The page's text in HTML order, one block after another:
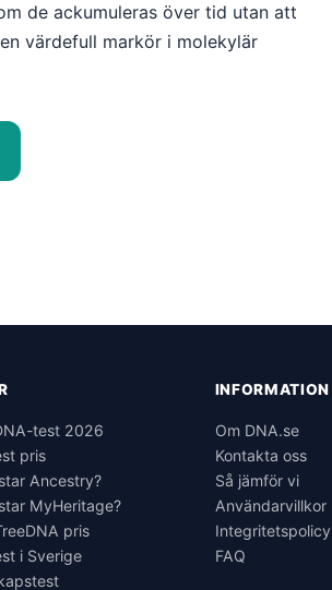
de ackumuleras över tid utan att
värdefull markör i molekylär
test 2026
pris
Ancestry?
MyHeritage?
pris
i Sverige
INFORMATION
Om DNA.se
Kontakta oss
Så jämför vi
Användarvillkor
Integritetspolicy
FAQ